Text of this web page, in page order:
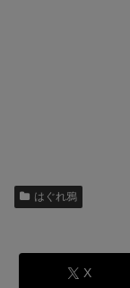
はぐれ鴉
X